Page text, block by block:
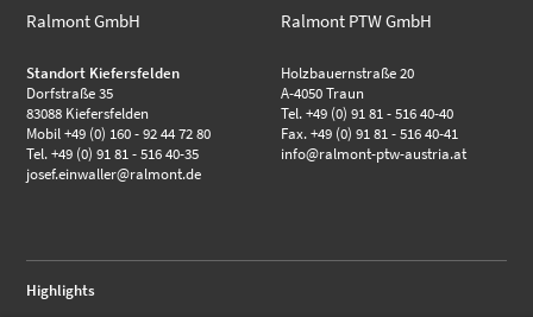
Ralmont GmbH
Standort Kiefersfelden
Dorfstraße 35
83088 Kiefersfelden
Mobil +49 (0) 160 - 92 44 72 80
Tel. +49 (0) 91 81 - 516 40-35
josef.einwaller@ralmont.de
Ralmont PTW GmbH
Holzbauernstraße 20
A-4050 Traun
Tel. +49 (0) 91 81 - 516 40-40
Fax. +49 (0) 91 81 - 516 40-41
info@ralmont-ptw-austria.at
Highlights